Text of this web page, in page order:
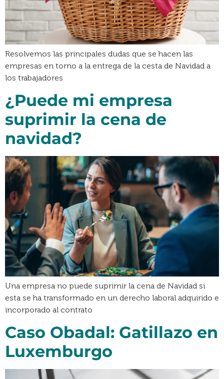
Resolvemos las principales dudas que se hacen las
empresas en torno a la entrega de la cesta de Navidad a
los trabajadores
¿Puede mi empresa
suprimir la cena de
navidad?
Una empresa no puede suprimir la cena de Navidad si
esta se ha transformado en un derecho laboral adquirido e
incorporado al contrato
Caso Obadal: Gatillazo en
Luxemburgo